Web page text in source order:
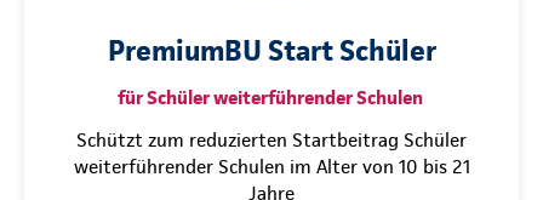
PremiumBU Start Schüler
für Schüler weiterführender Schulen
Schützt zum reduzierten Startbeitrag Schüler
weiterführender Schulen im Alter von 10 bis 21
Jahre